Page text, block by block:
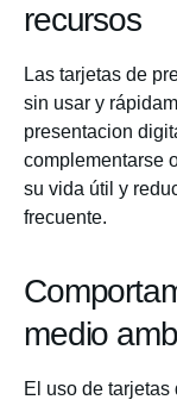
recursos
Las tarjetas de
sin usar y
presentacion
complementarse
su vida útil y
frecuente.
medio
El uso de